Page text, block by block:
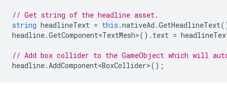
// Get string of the headline asset.
string headlineText = this .nativeAd .GetHeadlineText
headline.GetComponent<TextMesh>(). text =
// Add box collider to the GameObject which will
headline.AddComponent<BoxCollider>();